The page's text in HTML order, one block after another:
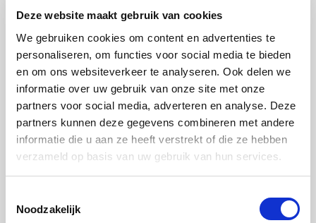
Deze website maakt gebruik van cookies
We gebruiken cookies om content en advertenties te
personaliseren, om functies voor social media te bieden
en om ons websiteverkeer te analyseren. Ook delen we
informatie over uw gebruik van onze site met onze
partners voor social media, adverteren en analyse. Deze
partners kunnen deze gegevens combineren met andere
informatie die u aan ze heeft verstrekt of die ze hebben
verzameld op basis van uw gebruik van hun services.
Noodzakelijk
Serveren:
Zorg dat de ravioli goed gesloten zijn.
Stap 2:
Verhit de friteuse op 165 ºC en frituur de ravioli in
ca. 1 minuut krokant.
Stap 3: